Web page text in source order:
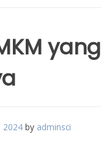
2024 by adminsci